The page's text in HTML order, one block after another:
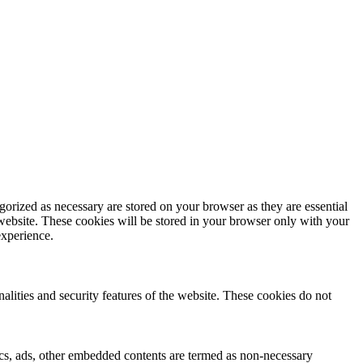
as necessary are stored on your browser as they are essential
These cookies will be stored in your browser only with your
and security features of the website. These cookies do not
other embedded contents are termed as non-necessary